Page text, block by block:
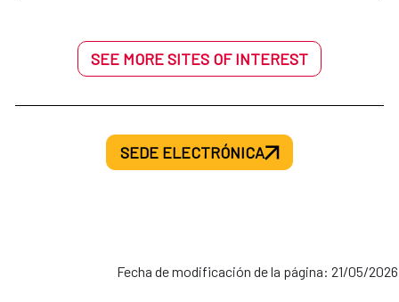
SEE MORE SITES OF INTEREST
SEDE ELECTRÓNICA
Fecha de modificación de la página: 21/05/2026